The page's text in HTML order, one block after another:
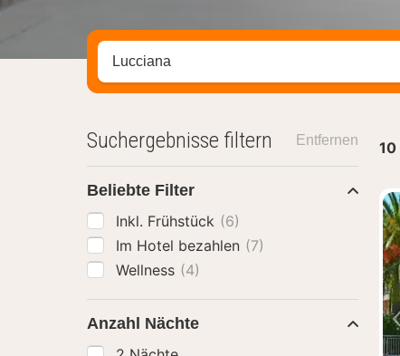
Stadt, Region oder Hotel suchen
10
Suchergebnisse filtern Entfernen
Beliebte Filter
Inkl. Frühstück (6)
Im Hotel bezahlen (7)
Wellness (4)
Anzahl Nächte